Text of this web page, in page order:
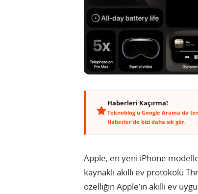
Haberleri Kaçırma!
Teknoblog'u Google Arama'da
Haberler'de bizi daha sık gör.
Apple, en yeni iPhone
kaynaklı akıllı ev protokolü
özelliğin Apple’ın akıllı ev